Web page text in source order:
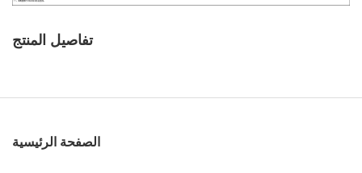
تفاصيل المنتج
الصفحة الرئيسية